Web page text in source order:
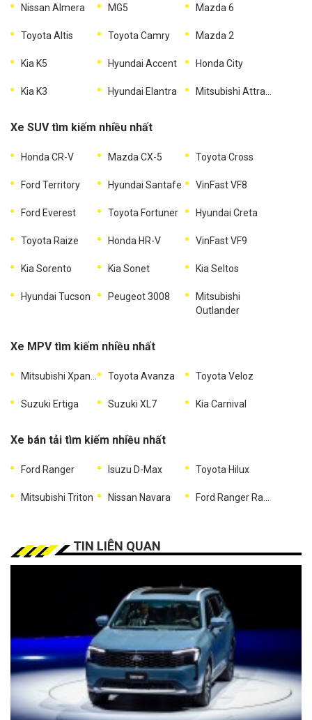
Nissan Almera MG5 Mazda 6
Toyota Altis Toyota Camry Mazda 2
Kia K5 Hyundai Accent Honda City
Kia K3 Hyundai Elantra
Xe SUV tìm kiếm nhiều nhất
Honda CR-V Mazda CX-5 Toyota Cross
Ford Territory Hyundai Santafe VinFast VF8
Ford Everest Toyota Fortuner Hyundai Creta
Toyota Raize Honda HR-V VinFast VF9
Kia Sorento Kia Sonet Kia Seltos
Hyundai Tucson Peugeot 3008
Mitsubishi
Outlander
Xe MPV tìm kiếm nhiều nhất
Toyota Avanza Toyota Veloz
Suzuki Ertiga Suzuki XL7 Kia Carnival
Xe bán tải tìm kiếm nhiều nhất
Ford Ranger Isuzu D-Max Toyota Hilux
Mitsubishi Triton Nissan Navara
TIN LIÊN QUAN